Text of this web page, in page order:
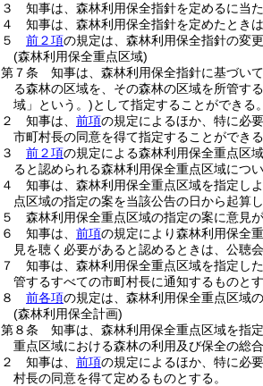
３
知事は、森林利用保全指針を定めるに当
４
知事は、森林利用保全指針を定めたとき
５
前２項の規定は、森林利用保全指針の変
(森林利用保全重点区域)
第７条
知事は、森林利用保全指針に基づい
る森林の区域を、その森林の区域を所管す
域」という。)として指定することができる。
２
知事は、 前項の規定によるほか、特に必
市町村長の同意を得て指定することができる
３
前２項の規定による森林利用保全重点区
ると認められる森林利用保全重点区域につ
４
知事は、森林利用保全重点区域を指定し
点区域の指定の案を当該公告の日から起算
５
森林利用保全重点区域の指定の案に意見が
６
知事は、 前項の規定により森林利用保全
見を聴く必要があると認めるときは、公聴
７
知事は、森林利用保全重点区域を指定し
管するすべての市町村長に通知するものとす
８
前各項の規定は、森林利用保全重点区域
(森林利用保全計画)
第８条
知事は、森林利用保全重点区域を指
重点区域における森林の利用及び保全の総
２
知事は、 前項の規定によるほか、特に必
村長の同意を得て定めるものとする。